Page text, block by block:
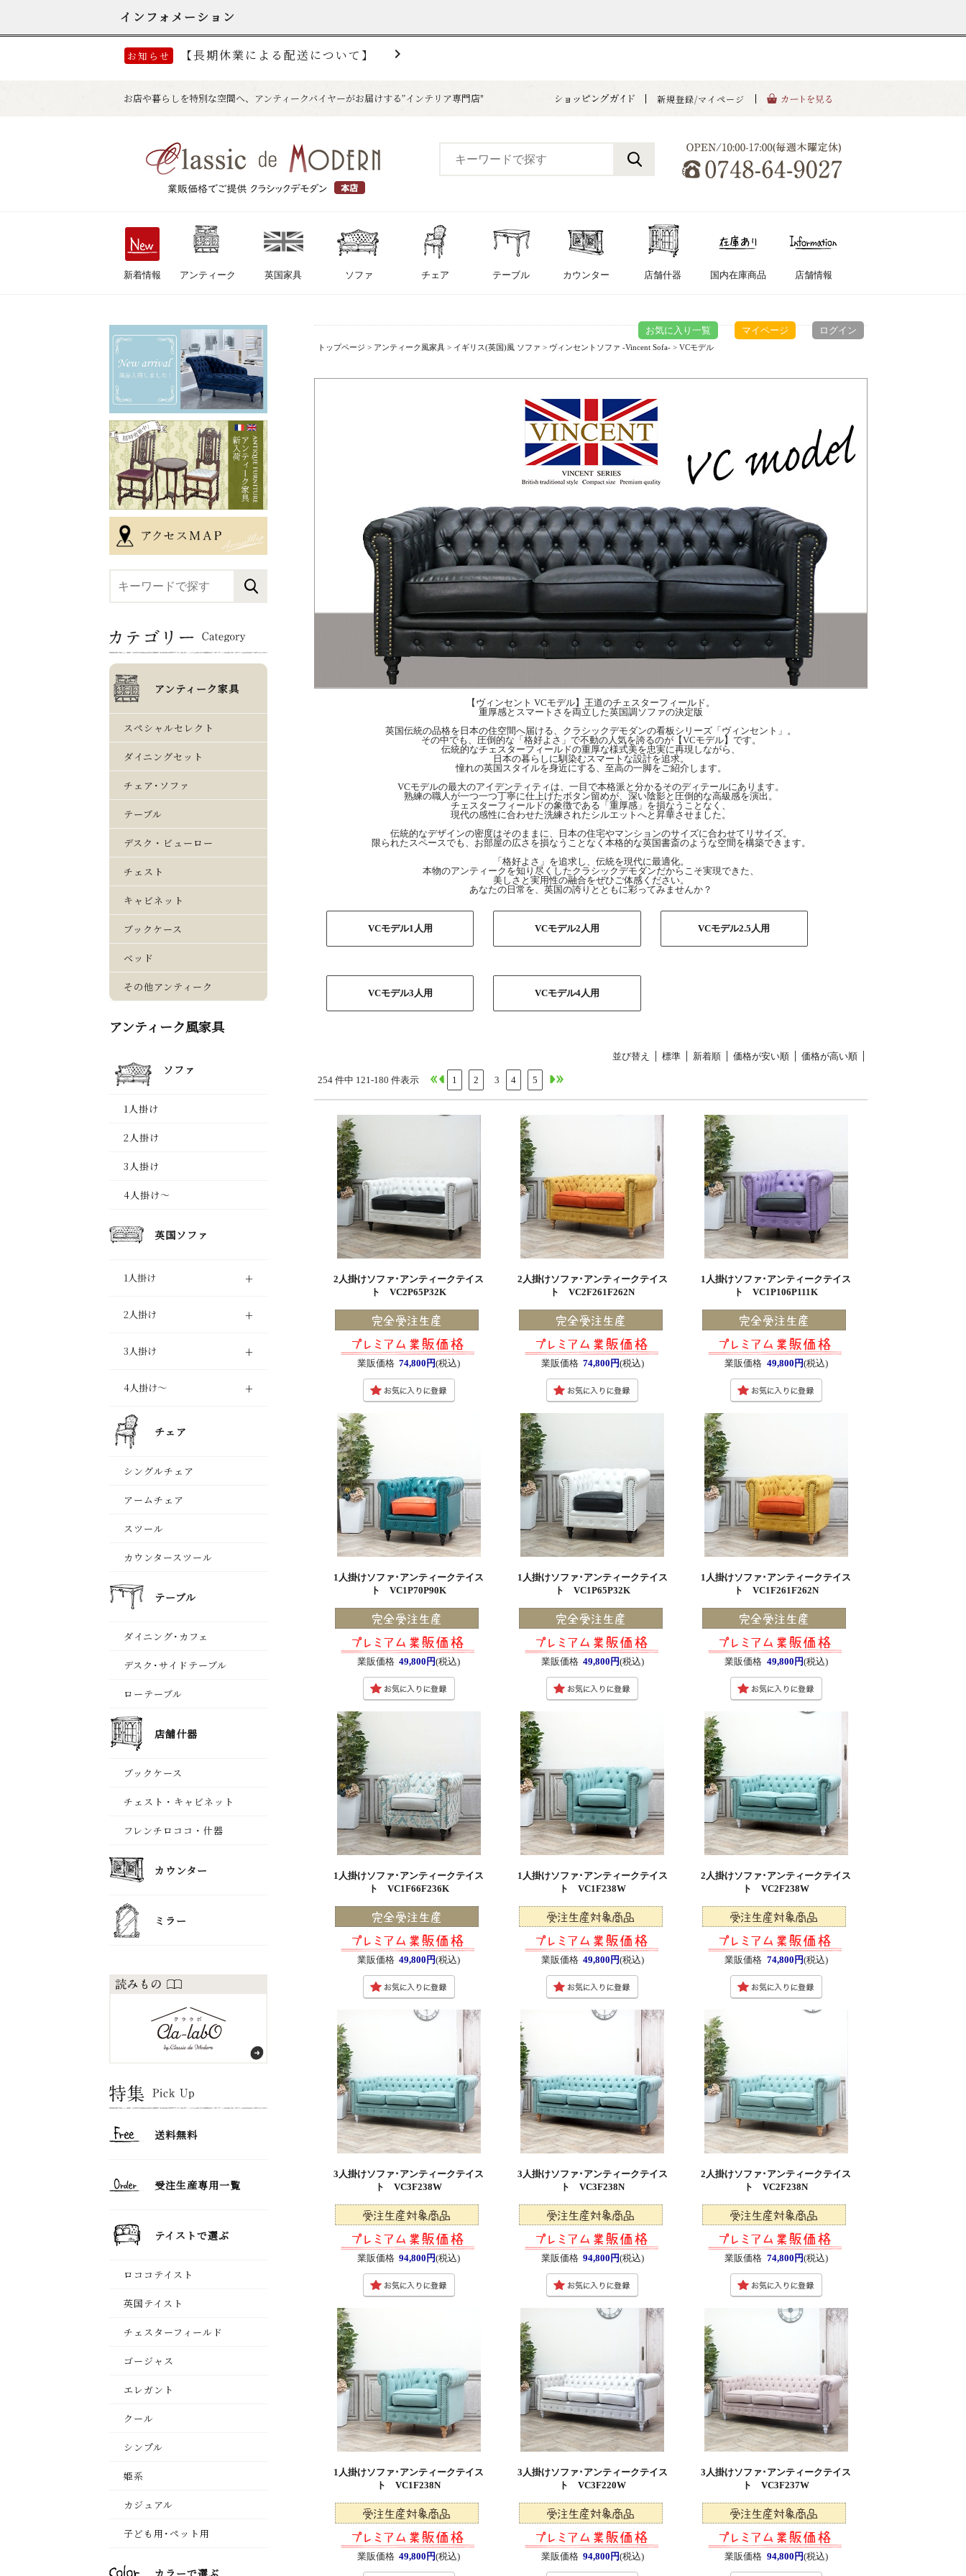
お気に入り一覧 マイページ ログイン
トップページ > アンティーク風家具 > イギリス(英国)風 ソファ > ヴィンセントソファ -Vincent Sofa- > VCモデル
【ヴィンセント VCモデル】王道のチェスターフィールド。
重厚感とスマートさを両立した英国調ソファの決定版
英国伝統の品格を日本の住空間へ届ける、クラシックデモダンの看板シリーズ「ヴィンセント」。
その中でも、圧倒的な「格好よさ」で不動の人気を誇るのが【VCモデル】です。
伝統的なチェスターフィールドの重厚な様式美を忠実に再現しながら、
日本の暮らしに馴染むスマートな設計を追求。
憧れの英国スタイルを身近にする、至高の一脚をご紹介します。
VCモデルの最大のアイデンティティは、一目で本格派と分かるそのディテールにあります。
熟練の職人が一つ一つ丁寧に仕上げたボタン留めが、深い陰影と圧倒的な高級感を演出。
チェスターフィールドの象徴である「重厚感」を損なうことなく、
現代の感性に合わせた洗練されたシルエットへと昇華させました。
伝統的なデザインの密度はそのままに、日本の住宅やマンションのサイズに合わせてリサイズ。
限られたスペースでも、お部屋の広さを損なうことなく本格的な英国書斎のような空間を構築できます。
「格好よさ」を追求し、伝統を現代に最適化。
本物のアンティークを知り尽くしたクラシックデモダンだからこそ実現できた、
美しさと実用性の融合をぜひご体感ください。
あなたの日常を、英国の誇りとともに彩ってみませんか？
VCモデル1人用 VCモデル2人用 VCモデル2.5人用
VCモデル3人用 VCモデル4人用
並び替え 標準 新着順 価格が安い順 価格が高い順
254 件中 121-180 件表示 1 2 3 4 5
2人掛けソファ･アンティークテイス
ト VC2P65P32K
業販価格 74,800円(税込)
2人掛けソファ･アンティークテイス
ト VC2F261F262N
業販価格 74,800円(税込)
1人掛けソファ･アンティークテイス
ト VC1P106P111K
業販価格 49,800円(税込)
1人掛けソファ･アンティークテイス
ト VC1P70P90K
業販価格 49,800円(税込)
1人掛けソファ･アンティークテイス
ト VC1P65P32K
業販価格 49,800円(税込)
1人掛けソファ･アンティークテイス
ト VC1F261F262N
業販価格 49,800円(税込)
1人掛けソファ･アンティークテイス
ト VC1F66F236K
業販価格 49,800円(税込)
1人掛けソファ･アンティークテイス
ト VC1F238W
業販価格 49,800円(税込)
2人掛けソファ･アンティークテイス
ト VC2F238W
業販価格 74,800円(税込)
3人掛けソファ･アンティークテイス
ト VC3F238W
業販価格 94,800円(税込)
3人掛けソファ･アンティークテイス
ト VC3F238N
業販価格 94,800円(税込)
2人掛けソファ･アンティークテイス
ト VC2F238N
業販価格 74,800円(税込)
1人掛けソファ･アンティークテイス
ト VC1F238N
業販価格 49,800円(税込)
3人掛けソファ･アンティークテイス
ト VC3F220W
業販価格 94,800円(税込)
3人掛けソファ･アンティークテイス
ト VC3F237W
業販価格 94,800円(税込)